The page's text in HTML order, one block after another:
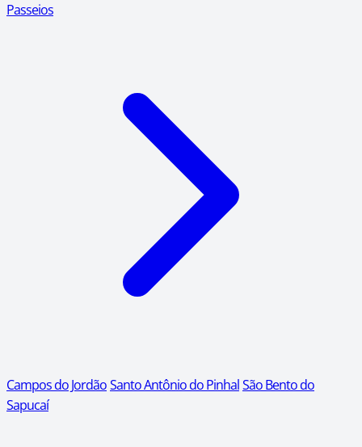
Passeios
Campos do JordãoSanto Antônio do PinhalSão Bento do
Sapucaí